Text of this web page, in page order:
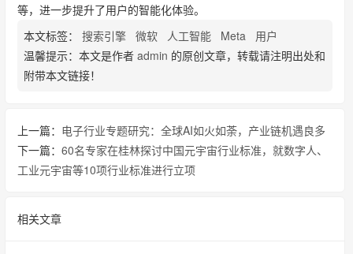
等，进一步提升了用户的智能化体验。
本文标签： 搜索引擎 微软 人工智能 Meta
用户
温馨提示：本文是作者 admin 的原创文章，转载请注明出处和
附带本文链接！
上一篇： 电子行业专题研究：全球AI如火如荼，产业链机遇良多
下一篇： 60名专家在桂林探讨中国元宇宙行业标准，就数字人、
工业元宇宙等10项行业标准进行立项
相关文章